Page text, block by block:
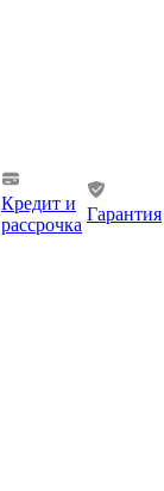
Кредит и
рассрочка
Гарантия